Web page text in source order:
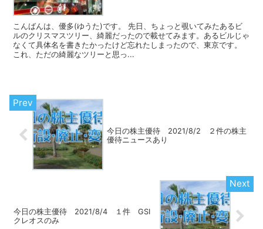
こんばんは、優多(ゆうた)です。 先日、ちょっと覗いてみたあるビ
ルのクリスマスツリー、綺麗だったので載せてみます。あるビルじゃ
なくて具体名を書きたかったけど忘れたしまったので、東京です。
これ、ただの綺麗なツリーと思っ...
今日の株主優待 2021/8/2 ２件の株主
優待ニュースあり
今日の株主優待 2021/8/4 １件 GSI
クレオスのみ